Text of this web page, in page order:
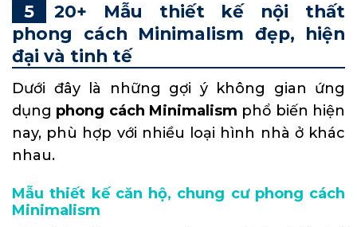
20+ Mẫu thiết kế nội thất
phong cách Minimalism đẹp, hiện
đại và tinh tế
Dưới đây là những gợi ý không gian ứng
dụng phong cách Minimalism phổ biến hiện
nay, phù hợp với nhiều loại hình nhà ở khác
nhau.
Mẫu thiết kế căn hộ, chung cư phong cách
Minimalism